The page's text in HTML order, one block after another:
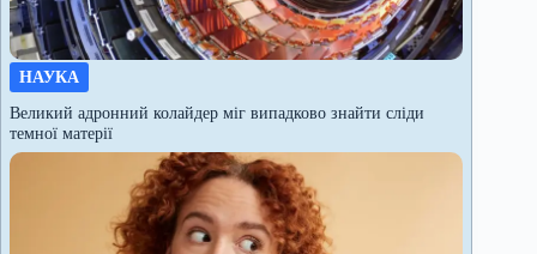
НАУКА
Великий адронний колайдер міг випадково знайти сліди
темної матерії